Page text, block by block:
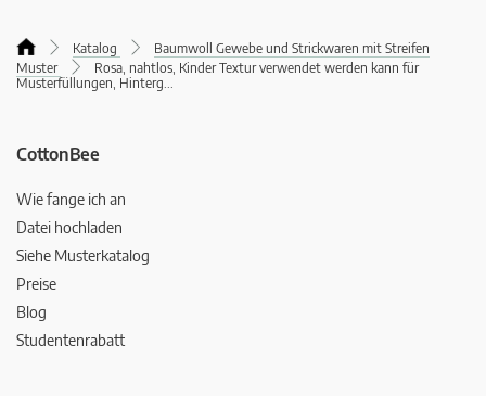
Katalog
Baumwoll Gewebe und Strickwaren mit Streifen
Muster
Rosa, nahtlos, Kinder Textur verwendet werden kann für
Musterfüllungen, Hinterg...
CottonBee
Wie fange ich an
Datei hochladen
Siehe Musterkatalog
Preise
Blog
Studentenrabatt